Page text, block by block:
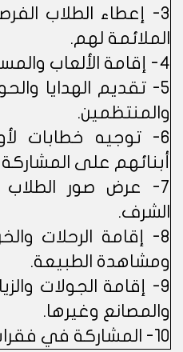
3- إعطاء الطلاب
الملائمة لهم.
4- إقامة الألعاب والمسابقات داخل المدرسة.
5- تقديم الهدايا
والمنتظمين.
6- توجيه خطابات
أبنائهم على
7- عرض صور
الشرف.
8- إقامة الرحلات
ومشاهدة الطبيعة.
9- إقامة الجولات
والمصانع وغيرها.
10- المشاركة في فقرات الإذاعة المدرسية.